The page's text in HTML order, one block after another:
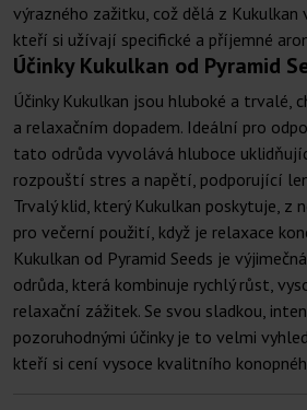
výrazného zažitku, což dělá z
kteří si užívají specifické a příjemné
Účinky Kukulkan od Pyramid
Účinky Kukulkan jsou hluboké a trvalé,
a relaxačním dopadem. Ideální pro
tato odrůda vyvolává hluboce
rozpouští stres a napětí, podporující
Trvalý klid, který Kukulkan poskytuje, z
pro večerní použití, když je relaxace
Kukulkan od Pyramid Seeds je
odrůda, která kombinuje rychlý růst,
relaxační zážitek. Se svou sladkou,
pozoruhodnými účinky je to velmi
kteří si cení vysoce kvalitního